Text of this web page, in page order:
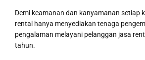
Demi keamanan dan kanyamanan setiap
rental hanya menyediakan tenaga
pengalaman melayani pelanggan jasa
tahun.